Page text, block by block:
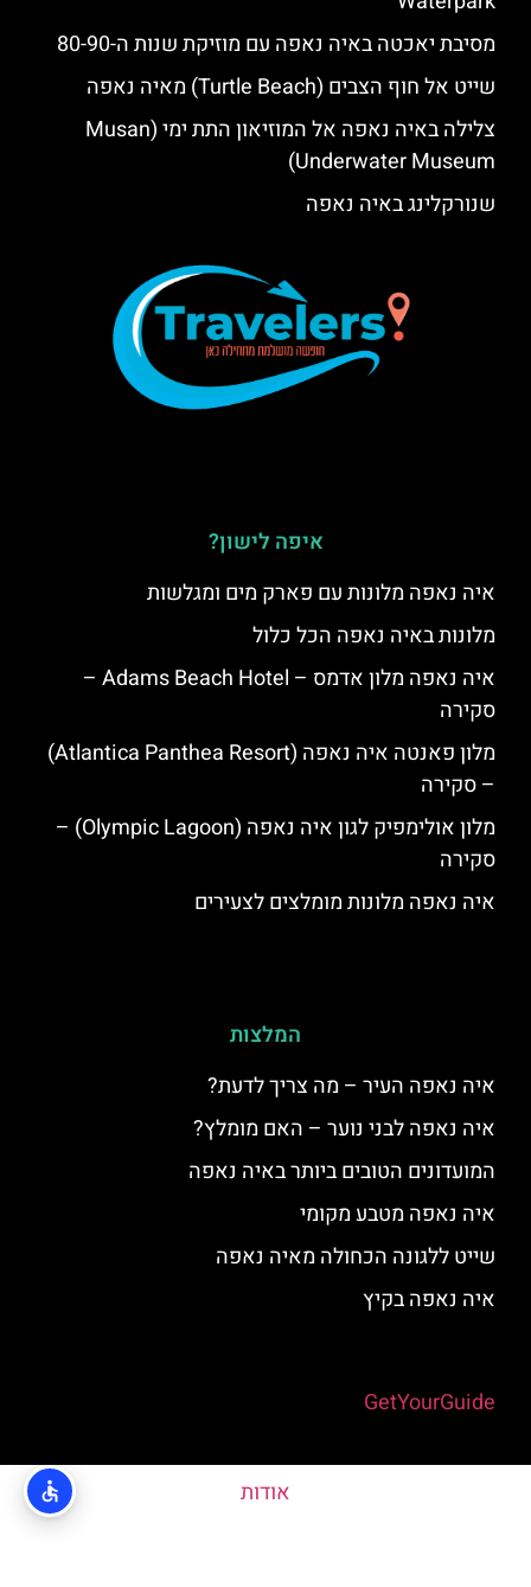
מסיבת יאכטה באיה נאפה עם מוזיקת שנות ה-80-90
שייט אל חוף הצבים (Turtle Beach) מאיה נאפה
צלילה באיה נאפה אל המוזיאון התת ימי (Musan
Underwater Museum)
שנורקלינג באיה נאפה
איפה לישון?
איה נאפה מלונות עם פארק מים ומגלשות
מלונות באיה נאפה הכל כלול
איה נאפה מלון אדמס – Adams Beach Hotel –
סקירה
מלון פאנטה איה נאפה (Atlantica Panthea Resort)
– סקירה
מלון אולימפיק לגון איה נאפה (Olympic Lagoon) –
סקירה
איה נאפה מלונות מומלצים לצעירים
המלצות
איה נאפה העיר – מה צריך לדעת?
איה נאפה לבני נוער – האם מומלץ?
המועדונים הטובים ביותר באיה נאפה
איה נאפה מטבע מקומי
שייט ללגונה הכחולה מאיה נאפה
איה נאפה בקיץ
GetYourGuide
אודות